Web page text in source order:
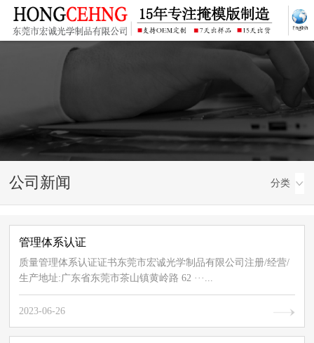
资
讯
公司新闻 分类
管理体系认证
质量管理体系认证证书东莞市宏诚光学制品有限公司注册/经营/
生产地址:广东省东莞市茶山镇黄岭路 62 ···...
2023-06-26